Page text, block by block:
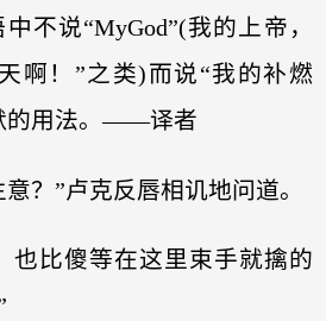
不说“MyGod”(我的上帝，
啊！”之类)而说“我的补燃
的用法。——译者
？”卢克反唇相讥地问道。
也比傻等在这里束手就擒的